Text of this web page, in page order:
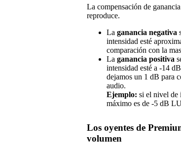
La compensación de
reproduce.
La ganancia negativa
intensidad esté
comparación con la
La ganancia positiva
intensidad esté a -14
dejamos un 1 dB para
audio.
Ejemplo: si el nivel de
máximo es de -5 dB
Los oyentes de
volumen